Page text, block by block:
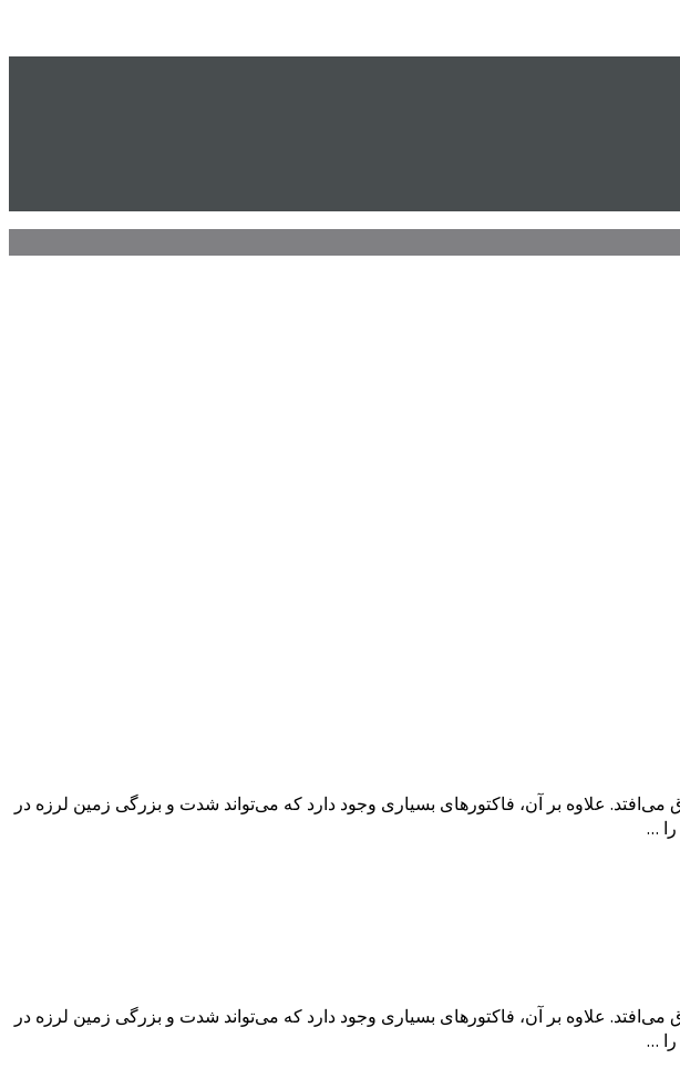
علاوه بر آن، فاکتورهای بسیاری وجود دارد که می‌تواند شدت و بزرگی زمین لرزه در
…
علاوه بر آن، فاکتورهای بسیاری وجود دارد که می‌تواند شدت و بزرگی زمین لرزه در
…